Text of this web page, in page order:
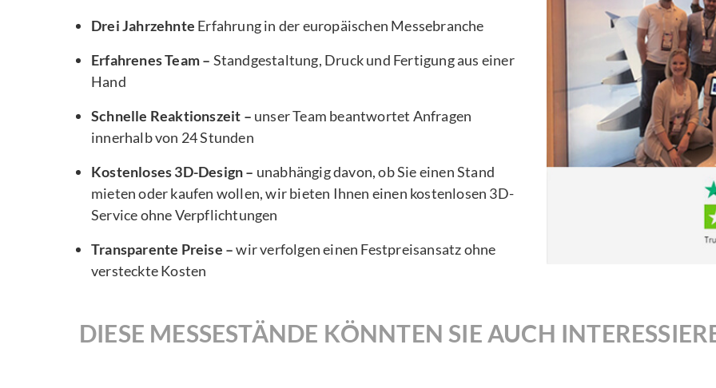
Drei Jahrzehnte Erfahrung in der europäischen Messebranche
Erfahrenes Team – Standgestaltung, Druck und Fertigung aus einer
Hand
Schnelle Reaktionszeit – unser Team beantwortet Anfragen
innerhalb von 24 Stunden
Kostenloses 3D-Design – unabhängig davon, ob Sie einen Stand
mieten oder kaufen wollen, wir bieten Ihnen einen kostenlosen 3D-
Service ohne Verpflichtungen
Transparente Preise –wir verfolgen einen Festpreisansatz ohne
versteckte Kosten
DIESE MESSESTÄNDE KÖNNTEN SIE AUCH